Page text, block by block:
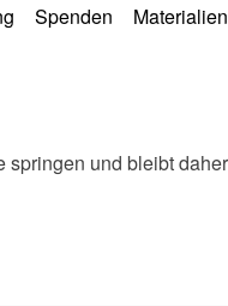
Spenden Materialien